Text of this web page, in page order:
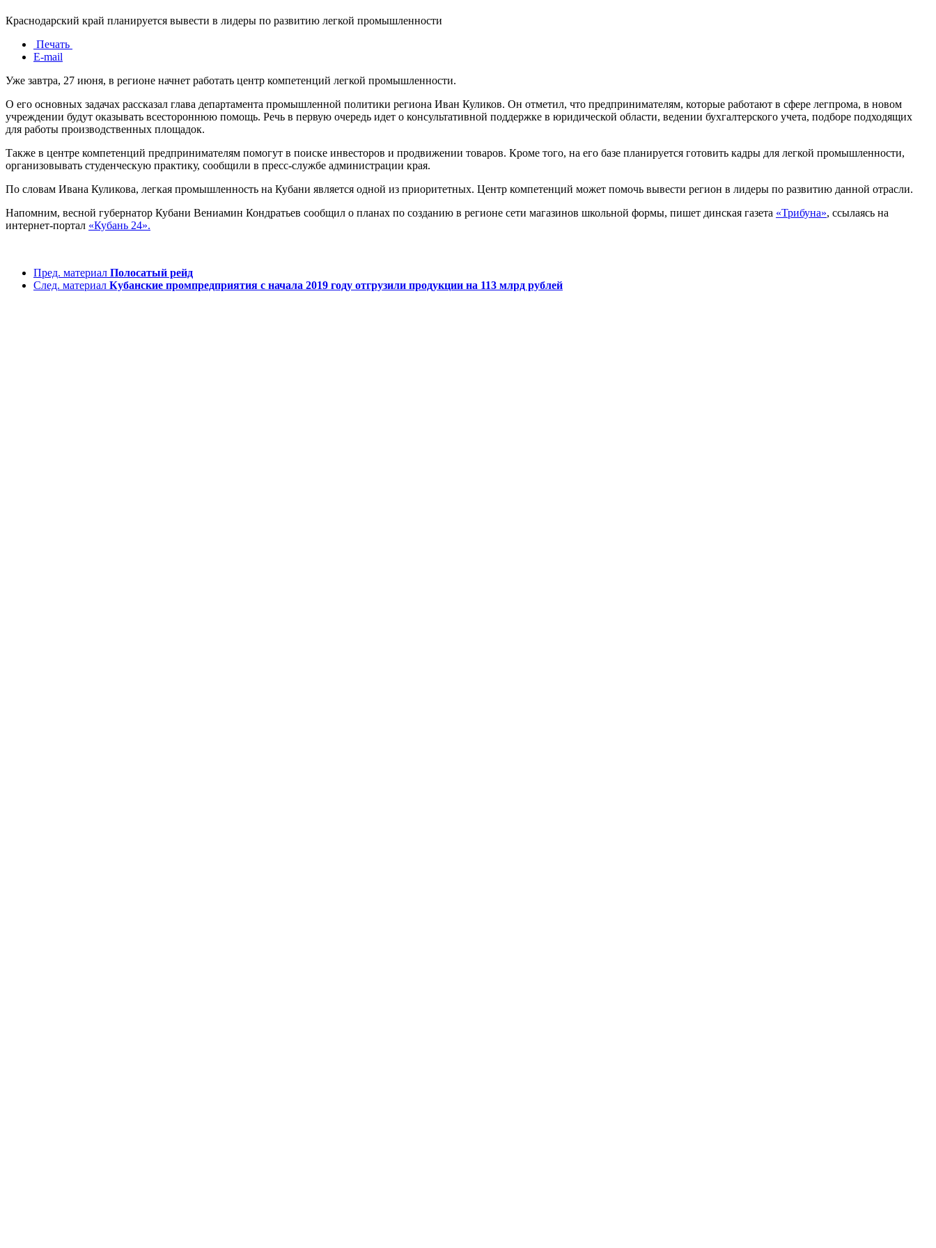
Краснодарский край планируется вывести в лидеры по развитию легкой промышленности
Печать
E-mail
Уже завтра, 27 июня, в регионе начнет работать центр компетенций легкой промышленности.
О его основных задачах рассказал глава департамента промышленной политики региона Иван Куликов. Он отметил, что предпринимателям, которые работают в сфере легпрома, в новом
учреждении будут оказывать всестороннюю помощь. Речь в первую очередь идет о консультативной поддержке в юридической области, ведении бухгалтерского учета, подборе подходящих
для работы производственных площадок.
Также в центре компетенций предпринимателям помогут в поиске инвесторов и продвижении товаров. Кроме того, на его базе планируется готовить кадры для легкой промышленности,
организовывать студенческую практику, сообщили в пресс-службе администрации края.
По словам Ивана Куликова, легкая промышленность на Кубани является одной из приоритетных. Центр компетенций может помочь вывести регион в лидеры по развитию данной отрасли.
Напомним, весной губернатор Кубани Вениамин Кондратьев сообщил о планах по созданию в регионе сети магазинов школьной формы, пишет динская газета «Трибуна», ссылаясь на
интернет-портал «Кубань 24».
Пред. материал Полосатый рейд
След. материал Кубанские промпредприятия с начала 2019 году отгрузили продукции на 113 млрд рублей